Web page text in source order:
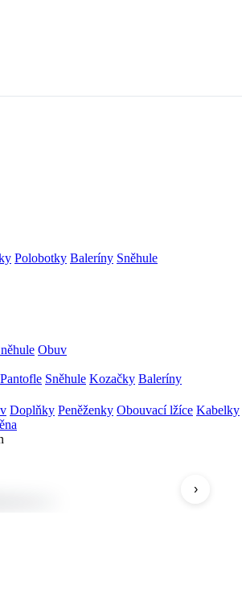
Polobotky Baleríny Sněhule
Obuv
Pantofle Sněhule Kozačky Baleríny
Doplňky Peněženky Obouvací lžíce Kabelky
›